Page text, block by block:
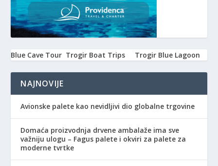
Blue Cave Tour Trogir Boat Trips Trogir Blue Lagoon
NAJNOVIJE
Avionske palete kao nevidljivi dio globalne trgovine
Domaća proizvodnja drvene ambalaže ima sve
važniju ulogu – Fagus palete i okviri za palete za
moderne tvrtke